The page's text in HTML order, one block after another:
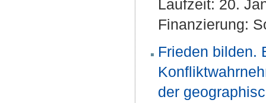
Laufzeit: 20.
Finanzierung:
Frieden bilden.
der